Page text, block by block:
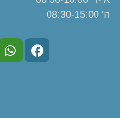
ה' 08:30-15:00